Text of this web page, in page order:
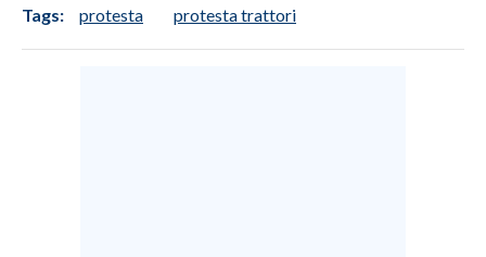
Tags: protesta protesta trattori